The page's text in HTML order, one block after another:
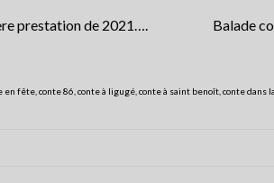
prestation de 2021…. Balade
en fête conte 86 conte à ligugé conte à saint benoît conte dans